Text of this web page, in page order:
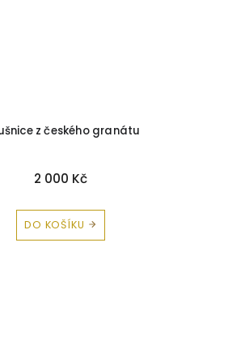
z českého granátu
2 000 Kč
DO KOŠÍKU